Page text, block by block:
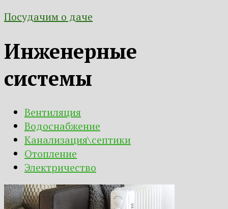
Посудачим о даче
Инженерные
системы
Вентиляция
Водоснабжение
Канализация\септики
Отопление
Электричество